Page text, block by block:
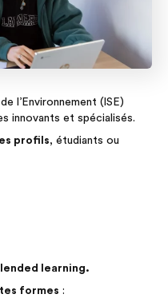
l’Environnement (ISE)
innovants et spécialisés.
profils, étudiants ou
learning.
formes :